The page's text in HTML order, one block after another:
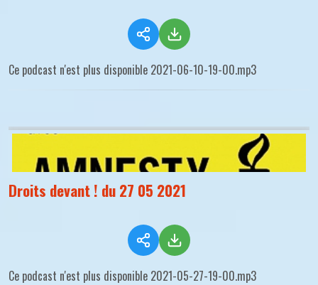
Ce podcast n'est plus disponible 2021-06-10-19-00.mp3
Droits devant ! du 27 05 2021
Ce podcast n'est plus disponible 2021-05-27-19-00.mp3